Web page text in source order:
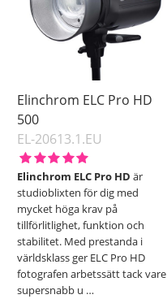
Pris
Elinchrom ELC Pro HD
500
EL-20613.1.EU
Elinchrom ELC Pro HD är
studioblixten för dig med
mycket höga krav på
tillförlitlighet, funktion och
stabilitet. Med prestanda i
världsklass ger ELC Pro HD
fotografen arbetssätt tack vare
supersnabb u …